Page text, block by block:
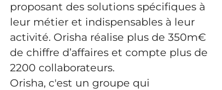
proposant des solutions spécifiques à
leur métier et indispensables à leur
activité. Orisha réalise plus de 350m€
de chiffre d’affaires et compte plus de
2200 collaborateurs.
Orisha, c'est un groupe qui